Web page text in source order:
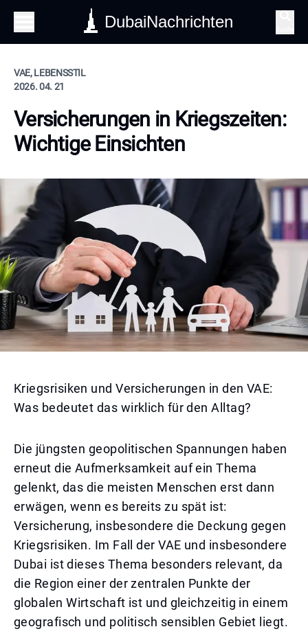
DubaiNachrichten
VAE, LEBENSSTIL
2026. 04. 21
Versicherungen in Kriegszeiten:
Wichtige Einsichten
Kriegsrisiken und Versicherungen in den VAE:
Was bedeutet das wirklich für den Alltag?
Die jüngsten geopolitischen Spannungen haben
erneut die Aufmerksamkeit auf ein Thema
gelenkt, das die meisten Menschen erst dann
erwägen, wenn es bereits zu spät ist:
Versicherung, insbesondere die Deckung gegen
Kriegsrisiken. Im Fall der VAE und insbesondere
Dubai ist dieses Thema besonders relevant, da
die Region einer der zentralen Punkte der
globalen Wirtschaft ist und gleichzeitig in einem
geografisch und politisch sensiblen Gebiet liegt.